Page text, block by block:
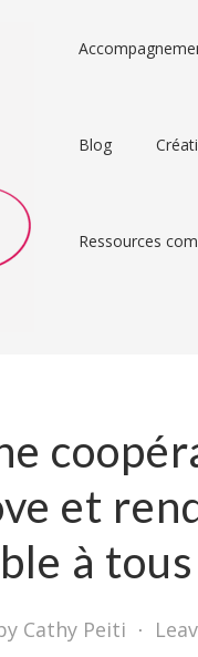
Blog
Ressources
et
à tous
Cathy Peiti ⋅